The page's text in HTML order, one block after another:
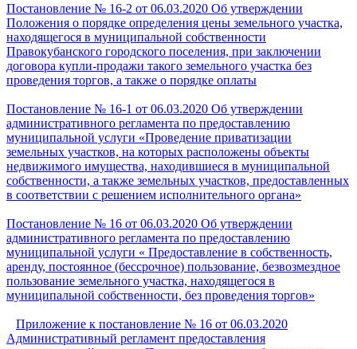
Постановление № 16-2 от 06.03.2020 Об утверждении
Положения о порядке определения цены земельного участка,
находящегося в муниципальной собственности
Правокубанского городского поселения, при заключении
договора купли-продажи такого земельного участка без
проведения торгов, а также о порядке оплаты
Постановление № 16-1 от 06.03.2020 Об утверждении
административного регламента по предоставлению
муниципальной услуги «Проведение приватизации
земельных участков, на которых расположены объекты
недвижимого имущества, находившиеся в муниципальной
собственности, а также земельных участков, предоставленных
в соответствии с решением исполнительного органа»
Постановление № 16 от 06.03.2020 Об утверждении
административного регламента по предоставлению
муниципальной услуги « Предоставление в собственность,
аренду, постоянное (бессрочное) пользование, безвозмездное
пользование земельного участка, находящегося в
муниципальной собственности, без проведения торгов»
Приложение к постановление № 16 от 06.03.2020
Административный регламент предоставления